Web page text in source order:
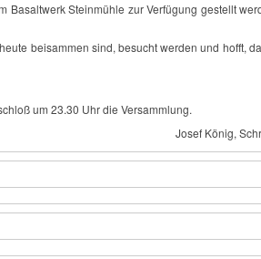
Steinmühle zur Verfügung gestellt
beisammen sind, besucht werden und hofft,
um 23.30 Uhr die Versammlung.
Josef König,